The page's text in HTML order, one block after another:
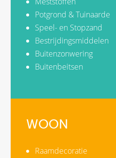
Potgrond & Tuinaarde
Speel- en Stopzand
Bestrijdingsmiddelen
Buitenzonwering
Buitenbeitsen
WOON
Raamdecoratie